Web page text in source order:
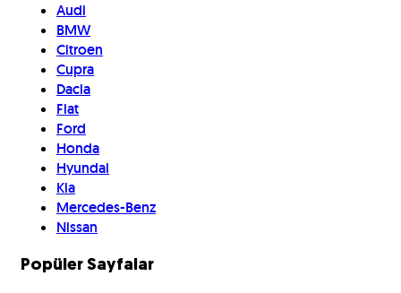
Audi
BMW
Citroen
Cupra
Dacia
Fiat
Ford
Honda
Hyundai
Kia
Mercedes-Benz
Nissan
Popüler Sayfalar